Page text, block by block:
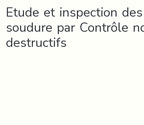
Etude et inspection
soudure par Contrôle
destructifs